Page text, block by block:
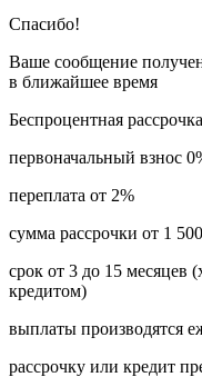
Спасибо!
Ваше сообщение
в ближайшее время
Беспроцентная рассрочка
первоначальный взнос
переплата от 2%
сумма рассрочки от 1
срок от 3 до 15 месяцев
кредитом)
выплаты производятся
рассрочку или кредит